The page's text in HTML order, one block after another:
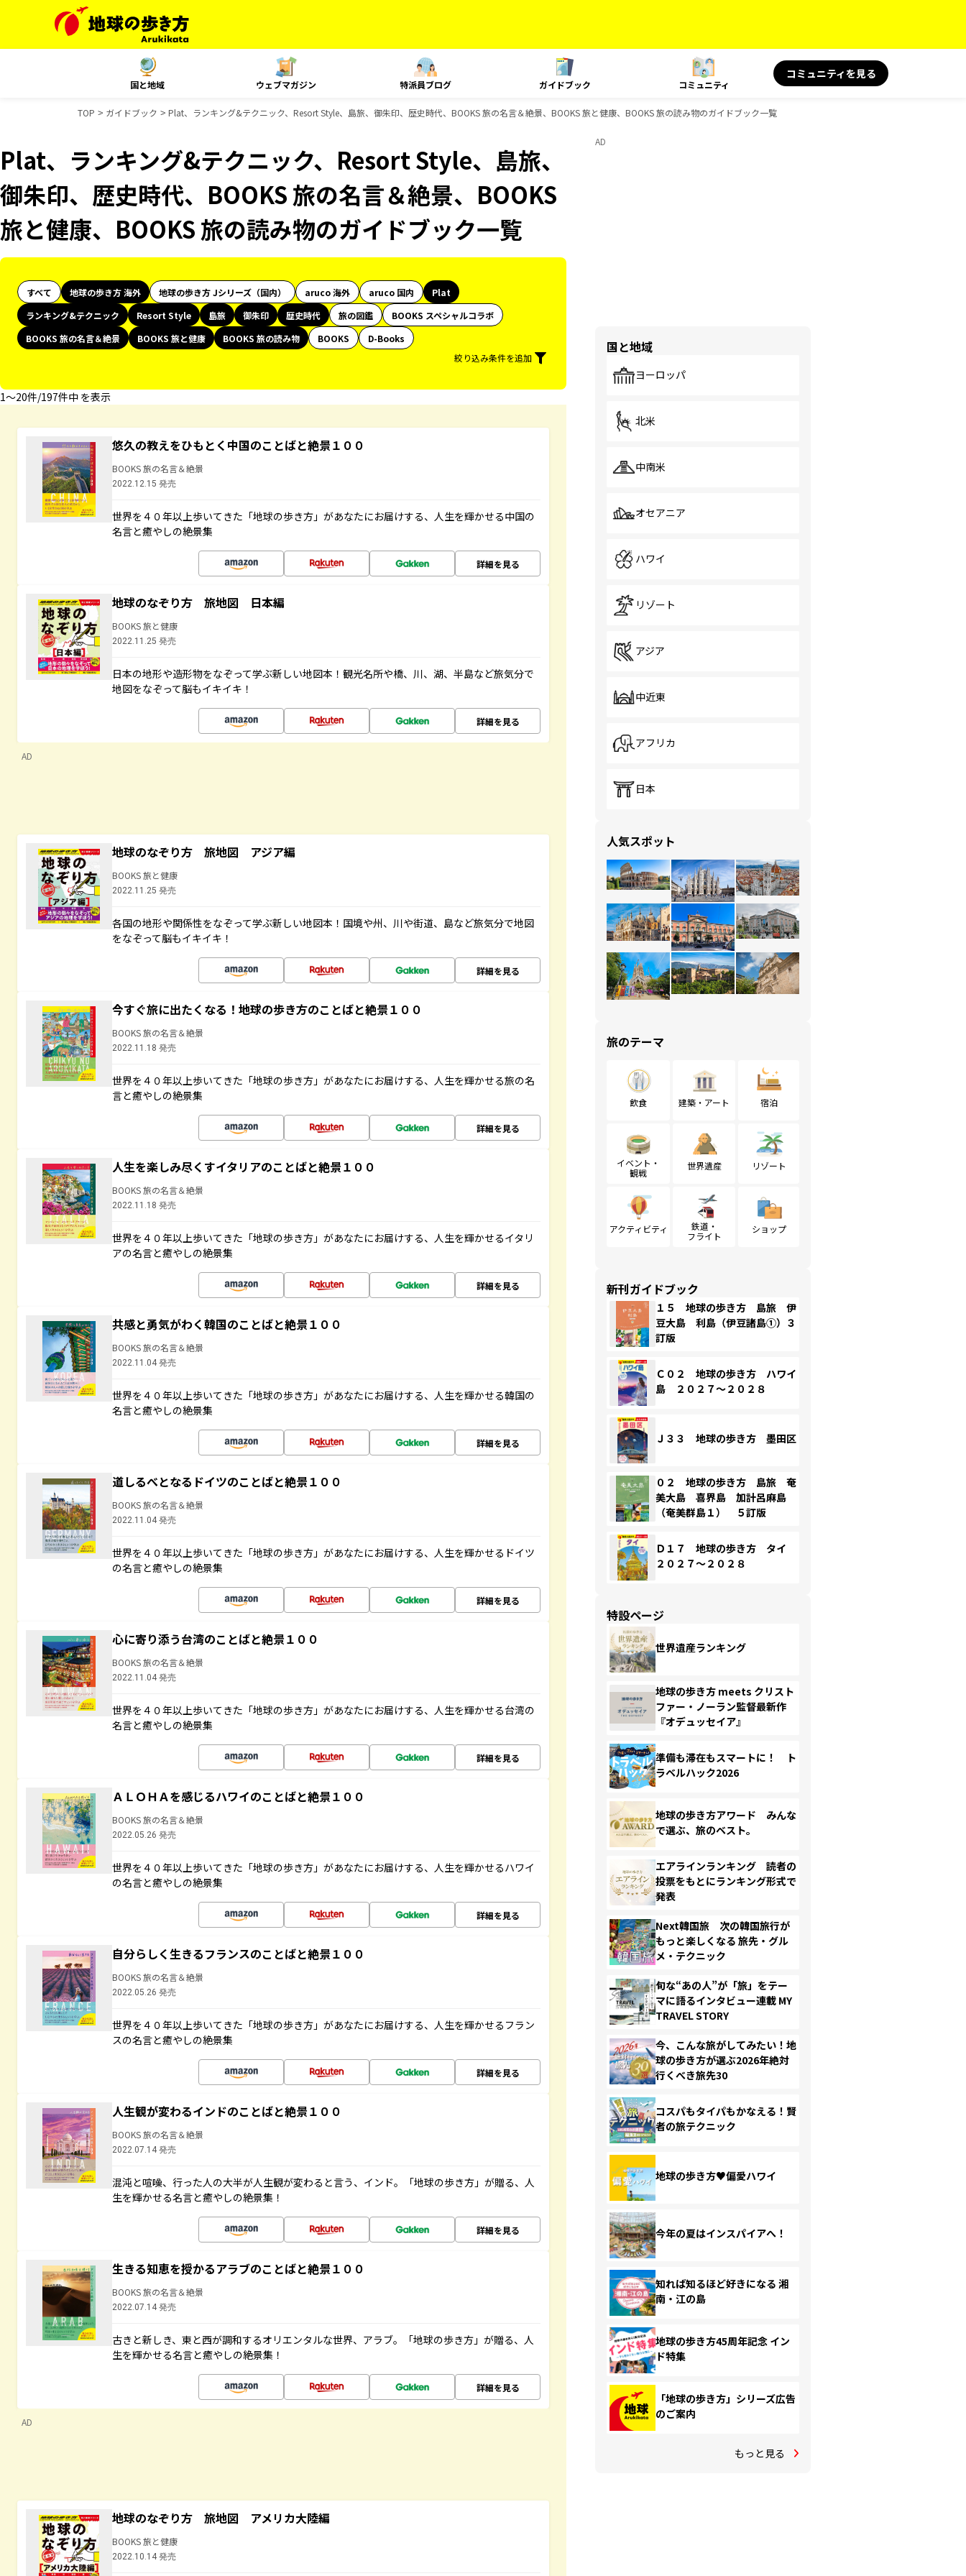
国と地域 ウェブマガジン 特派員ブログ ガイドブック コミュニティ
コミュニティを見る
TOP ガイドブック Plat、ランキング&テクニック、Resort Style、島旅、御朱印、歴史時代、BOOKS 旅の名言＆絶景、BOOKS 旅と健康、BOOKS 旅の読み物のガイドブック一覧
Plat、ランキング&テクニック、Resort Style、島旅、
御朱印、歴史時代、BOOKS 旅の名言＆絶景、BOOKS
旅と健康、BOOKS 旅の読み物のガイドブック一覧
すべて 地球の歩き方 海外 地球の歩き方 Jシリーズ（国内） aruco 海外 aruco 国内
Plat
ランキング&テクニック
Resort Style 島旅 御朱印 歴史時代 旅の図鑑
BOOKS スペシャルコラボ
BOOKS 旅の名言＆絶景
BOOKS 旅と健康 BOOKS 旅の読み物 BOOKS
D-Books
絞り込み条件を追加
1〜20件/197件中 を表示
悠久の教えをひもとく中国のことばと絶景１００
BOOKS 旅の名言＆絶景
2022.12.15 発売
世界を４０年以上歩いてきた「地球の歩き方」があなたにお届けする、人生を輝かせる中国の
名言と癒やしの絶景集
詳細を見る
地球のなぞり方 旅地図 日本編
BOOKS 旅と健康
2022.11.25 発売
日本の地形や造形物をなぞって学ぶ新しい地図本！観光名所や橋、川、湖、半島など旅気分で
地図をなぞって脳もイキイキ！
詳細を見る
AD
地球のなぞり方 旅地図 アジア編
BOOKS 旅と健康
2022.11.25 発売
各国の地形や関係性をなぞって学ぶ新しい地図本！国境や州、川や街道、島など旅気分で地図
をなぞって脳もイキイキ！
詳細を見る
今すぐ旅に出たくなる！地球の歩き方のことばと絶景１００
BOOKS 旅の名言＆絶景
2022.11.18 発売
世界を４０年以上歩いてきた「地球の歩き方」があなたにお届けする、人生を輝かせる旅の名
言と癒やしの絶景集
詳細を見る
人生を楽しみ尽くすイタリアのことばと絶景１００
BOOKS 旅の名言＆絶景
2022.11.18 発売
世界を４０年以上歩いてきた「地球の歩き方」があなたにお届けする、人生を輝かせるイタリ
アの名言と癒やしの絶景集
詳細を見る
共感と勇気がわく韓国のことばと絶景１００
BOOKS 旅の名言＆絶景
2022.11.04 発売
世界を４０年以上歩いてきた「地球の歩き方」があなたにお届けする、人生を輝かせる韓国の
名言と癒やしの絶景集
詳細を見る
道しるべとなるドイツのことばと絶景１００
BOOKS 旅の名言＆絶景
2022.11.04 発売
世界を４０年以上歩いてきた「地球の歩き方」があなたにお届けする、人生を輝かせるドイツ
の名言と癒やしの絶景集
詳細を見る
心に寄り添う台湾のことばと絶景１００
BOOKS 旅の名言＆絶景
2022.11.04 発売
世界を４０年以上歩いてきた「地球の歩き方」があなたにお届けする、人生を輝かせる台湾の
名言と癒やしの絶景集
詳細を見る
ＡＬＯＨＡを感じるハワイのことばと絶景１００
BOOKS 旅の名言＆絶景
2022.05.26 発売
世界を４０年以上歩いてきた「地球の歩き方」があなたにお届けする、人生を輝かせるハワイ
の名言と癒やしの絶景集
詳細を見る
自分らしく生きるフランスのことばと絶景１００
BOOKS 旅の名言＆絶景
2022.05.26 発売
世界を４０年以上歩いてきた「地球の歩き方」があなたにお届けする、人生を輝かせるフラン
スの名言と癒やしの絶景集
詳細を見る
人生観が変わるインドのことばと絶景１００
BOOKS 旅の名言＆絶景
2022.07.14 発売
混沌と喧噪、行った人の大半が人生観が変わると言う、インド。「地球の歩き方」が贈る、人
生を輝かせる名言と癒やしの絶景集！
詳細を見る
生きる知恵を授かるアラブのことばと絶景１００
BOOKS 旅の名言＆絶景
2022.07.14 発売
古きと新しき、東と西が調和するオリエンタルな世界、アラブ。「地球の歩き方」が贈る、人
生を輝かせる名言と癒やしの絶景集！
詳細を見る
AD
地球のなぞり方 旅地図 アメリカ大陸編
BOOKS 旅と健康
2022.10.14 発売
AD
国と地域
ヨーロッパ
北米
中南米
オセアニア
ハワイ
リゾート
アジア
中近東
アフリカ
日本
人気スポット
旅のテーマ
飲食 建築・アート 宿泊
イベント・
観戦
世界遺産 リゾート
アクティビティ
鉄道・
フライト
ショップ
新刊ガイドブック
１５ 地球の歩き方 島旅 伊
豆大島 利島（伊豆諸島①）３
訂版
Ｃ０２ 地球の歩き方 ハワイ
島 ２０２７～２０２８
Ｊ３３ 地球の歩き方 墨田区
０２ 地球の歩き方 島旅 奄
美大島 喜界島 加計呂麻島
（奄美群島１） ５訂版
Ｄ１７ 地球の歩き方 タイ
２０２７～２０２８
特設ページ
世界遺産ランキング
地球の歩き方 meets クリスト
ファー・ノーラン監督最新作
『オデュッセイア』
準備も滞在もスマートに！ ト
ラベルハック2026
地球の歩き方アワード みんな
で選ぶ、旅のベスト。
エアラインランキング 読者の
投票をもとにランキング形式で
発表
Next韓国旅 次の韓国旅行が
もっと楽しくなる 旅先・グル
メ・テクニック
旬な“あの人”が「旅」をテー
マに語るインタビュー連載 MY
TRAVEL STORY
今、こんな旅がしてみたい！地
球の歩き方が選ぶ2026年絶対
行くべき旅先30
コスパもタイパもかなえる！賢
者の旅テクニック
地球の歩き方♥偏愛ハワイ
今年の夏はインスパイアへ！
知れば知るほど好きになる 湘
南・江の島
地球の歩き方45周年記念 イン
ド特集
「地球の歩き方」シリーズ広告
のご案内
もっと見る